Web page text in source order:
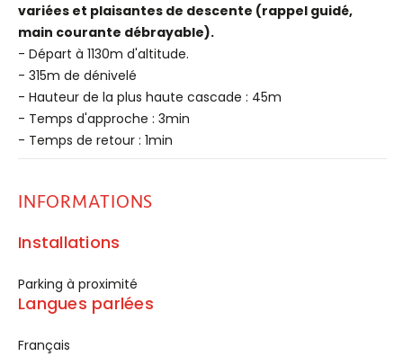
variées et plaisantes de descente (rappel guidé,
main courante débrayable).
- Départ à 1130m d'altitude.
- 315m de dénivelé
- Hauteur de la plus haute cascade : 45m
- Temps d'approche : 3min
- Temps de retour : 1min
INFORMATIONS
Installations
Parking à proximité
Langues parlées
Français